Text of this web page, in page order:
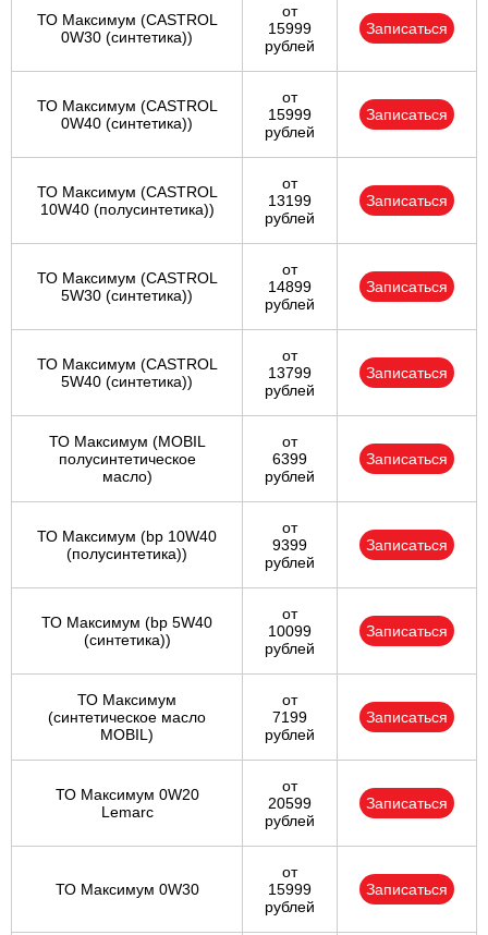
ТО Максимум (CASTROL
0W30 (синтетика))
от
15999
рублей
Записаться
ТО Максимум (CASTROL
0W40 (синтетика))
от
15999
рублей
Записаться
ТО Максимум (CASTROL
10W40 (полусинтетика))
от
13199
рублей
Записаться
ТО Максимум (CASTROL
5W30 (синтетика))
от
14899
рублей
Записаться
ТО Максимум (CASTROL
5W40 (синтетика))
от
13799
рублей
Записаться
ТО Максимум (MOBIL
полуcинтетическое
масло)
от
6399
рублей
Записаться
ТО Максимум (bp 10W40
(полусинтетика))
от
9399
рублей
Записаться
ТО Максимум (bp 5W40
(синтетика))
от
10099
рублей
Записаться
ТО Максимум
(cинтетическое масло
MOBIL)
от
7199
рублей
Записаться
ТО Максимум 0W20
Lemarc
от
20599
рублей
Записаться
ТО Максимум 0W30
от
15999
рублей
Записаться